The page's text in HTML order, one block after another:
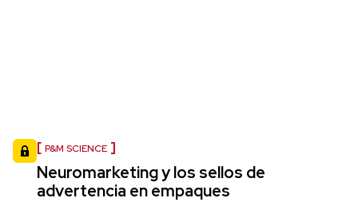
P&M SCIENCE
Neuromarketing y los sellos de
advertencia en empaques